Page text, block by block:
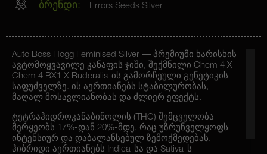
ბრენდი: Errors Seeds Silver
Auto Boss Hogg Feminised Silver — პრემიუმი ხარისხის
ავტომოყვავილე კანაფის ჯიში, შექმნილი Chem 4 X
Chem 4 BX1 X Ruderalis-ის გამორჩეული გენეტიკის
საფუძველზე. ის აერთიანებს სტაბილურობას,
მაღალ მოსავლიანობას და ძლიერ ეფექტს.
ტეტრაჰიდროკანაბინოლის (THC) შემცველობა
მერყეობს 17%-დან 20%-მდე, რაც უზრუნველყოფს
ინტენსიურ და დაბალანსებულ ზემოქმედებას.
ჰიბრიდი აერთიანებს Indica-სა და Sativa-ს